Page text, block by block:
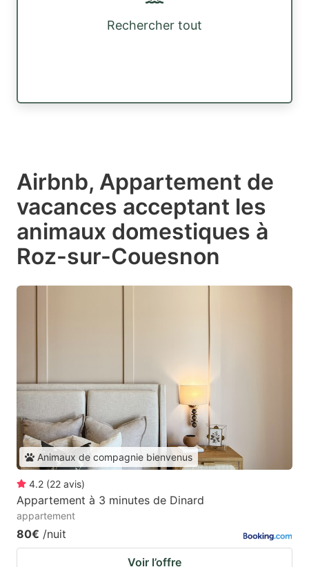
Rechercher tout
Airbnb, Appartement de
vacances acceptant les
animaux domestiques à
Roz-sur-Couesnon
Animaux de compagnie bienvenus
4.2 (22 avis)
Appartement à 3 minutes de Dinard
appartement
80€ /nuit
Voir l’offre